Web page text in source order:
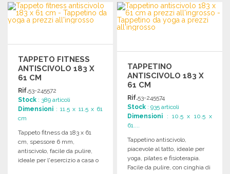
ORDINARE
Richiedi un preventivo
ORDINARE
Richiedi un preventivo
TAPPETO FITNESS
ANTISCIVOLO 183 X
61 CM
Rif.53-245572
Stock : 389 articoli
Dimensioni : 11.5 x 11.5 x 61
cm
Tappeto fitness da 183 x 61
cm, spessore 6 mm,
antiscivolo, facile da pulire,
ideale per l'esercizio a casa o
TAPPETINO
ANTISCIVOLO 183 X
61 CM
Rif.53-245574
Stock : 935 articoli
Dimensioni : 10.5 x 10.5 x
61....
Tappetino antiscivolo,
piacevole al tatto, ideale per
yoga, pilates e fisioterapia.
Facile da pulire, con cinghia di